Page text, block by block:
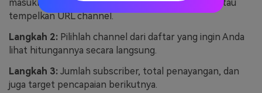
masukkanlah nama pengguna channel YouTube, atau
tempelkan URL channel.
Langkah 2: Pilihlah channel dari daftar yang ingin Anda
lihat hitungannya secara langsung.
Langkah 3: Jumlah subscriber, total penayangan, dan
juga target pencapaian berikutnya.